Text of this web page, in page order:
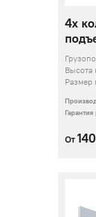
4х
Высота
От